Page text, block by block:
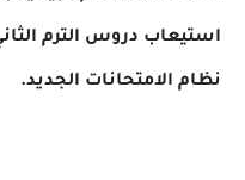
استيعاب دروس الترم
نظام الامتحانات الجديد.